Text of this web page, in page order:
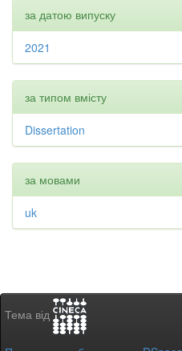
за датою випуску
2021
за типом вмісту
Dissertation
за мовами
uk
Тема від